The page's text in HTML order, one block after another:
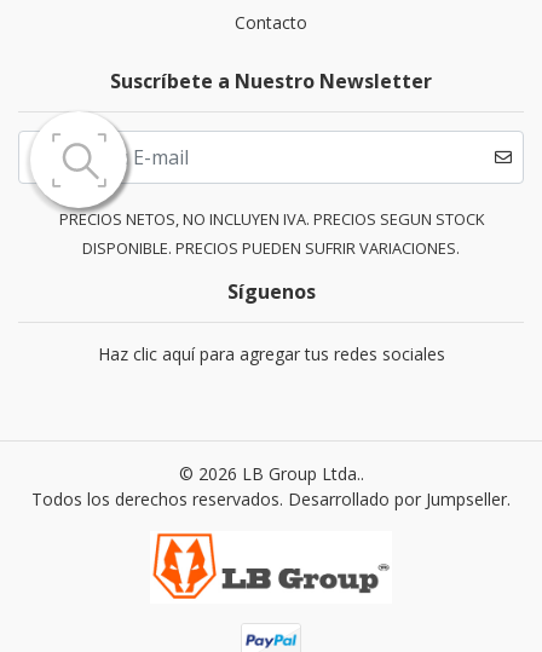
Contacto
Suscríbete a Nuestro Newsletter
PRECIOS NETOS, NO INCLUYEN IVA. PRECIOS SEGUN STOCK
DISPONIBLE. PRECIOS PUEDEN SUFRIR VARIACIONES.
Síguenos
Haz clic aquí para agregar tus redes sociales
© 2026 LB Group Ltda..
Todos los derechos reservados. Desarrollado por Jumpseller.